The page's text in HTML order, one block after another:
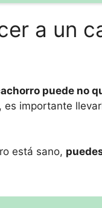
a un
puede no
importante
está sano,